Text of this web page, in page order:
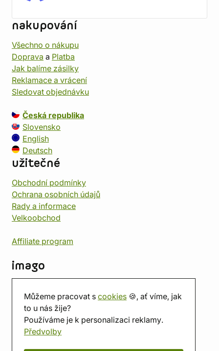
Můžeme pracovat s cookies 🍪, ať víme, jak
to u nás žije?
Používáme je k personalizaci reklamy.
Předvolby
nakupování
Všechno o nákupu
Doprava a Platba
Jak balíme zásilky
Reklamace a vrácení
Sledovat objednávku
Česká republika
Slovensko
English
Deutsch
užitečné
Obchodní podmínky
Ochrana osobních údajů
Rady a informace
Velkoobchod
Affiliate program
imago
Prodejna
Herna
O nás
Hodnocení obchodu